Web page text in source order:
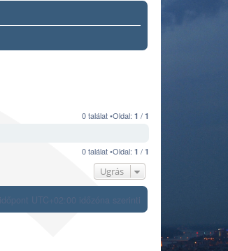
0 találat •Oldal: 1 / 1
0 találat •Oldal: 1 / 1
Ugrás
UTC+02:00 időzóna szerinti